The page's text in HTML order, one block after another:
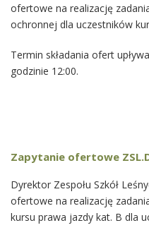
ofertowe na realizację
ochronnej dla uczestników
Termin składania ofert
godzinie 12:00.
Zapytanie ofertowe
Dyrektor Zespołu Szkół
ofertowe na realizację
kursu prawa jazdy kat. B dla